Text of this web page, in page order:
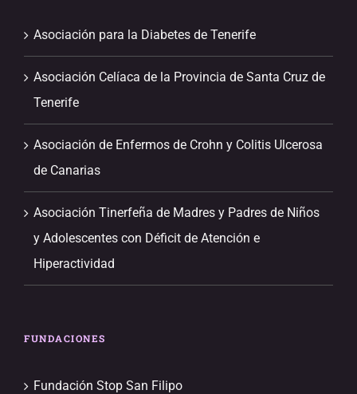
Asociación para la Diabetes de Tenerife
Asociación Celíaca de la Provincia de Santa Cruz de
Tenerife
Asociación de Enfermos de Crohn y Colitis Ulcerosa
de Canarias
Asociación Tinerfeña de Madres y Padres de Niños
y Adolescentes con Déficit de Atención e
Hiperactividad
FUNDACIONES
Fundación Stop San Filipo